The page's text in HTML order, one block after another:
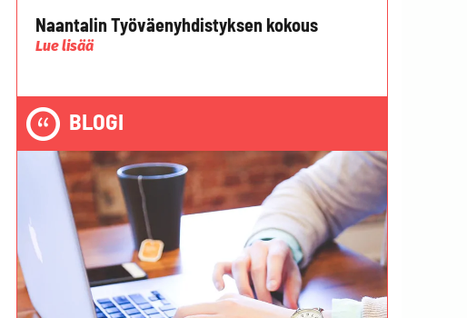
Naantalin Työväenyhdistyksen kokous
Lue lisää
BLOGI